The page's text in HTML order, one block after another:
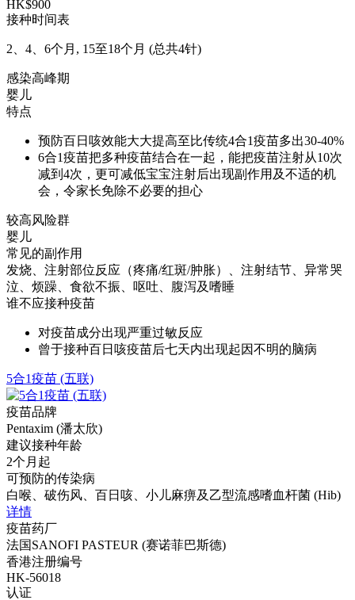
HK$900
接种时间表
2、4、6个月, 15至18个月 (总共4针)
感染高峰期
婴儿
特点
预防百日咳效能大大提高至比传统4合1疫苗多出30-40%
6合1疫苗把多种疫苗结合在一起，能把疫苗注射从10次
减到4次，更可减低宝宝注射后出现副作用及不适的机
会，令家长免除不必要的担心
较高风险群
婴儿
常见的副作用
发烧、注射部位反应（疼痛/红斑/肿胀）、注射结节、异常哭
泣、烦躁、食欲不振、呕吐、腹泻及嗜睡
谁不应接种疫苗
对疫苗成分出现严重过敏反应
曾于接种百日咳疫苗后七天内出现起因不明的脑病
5合1疫苗 (五联)
疫苗品牌
Pentaxim (潘太欣)
建议接种年龄
2个月起
可预防的传染病
白喉、破伤风、百日咳、小儿麻痹及乙型流感嗜血杆菌 (Hib)
详情
疫苗药厂
法国SANOFI PASTEUR (赛诺菲巴斯德)
香港注册编号
HK-56018
认证